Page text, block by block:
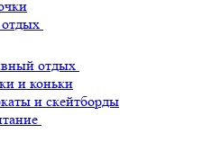
отдых
и коньки
и скейтборды